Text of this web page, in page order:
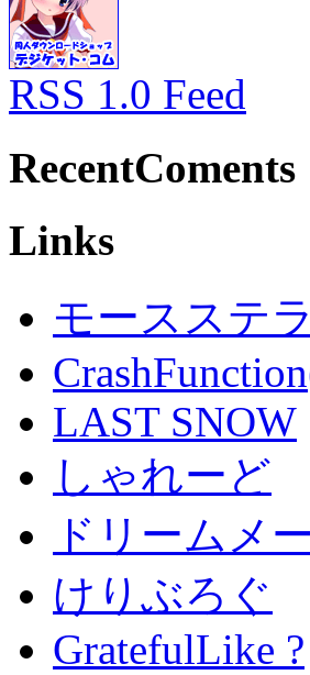
RSS 1.0 Feed
RecentComents
Links
モースステ
LAST SNOW
しゃれーど
ドリームメ
けりぶろぐ
GratefulLike ?